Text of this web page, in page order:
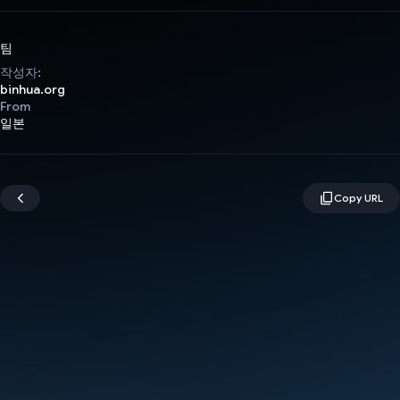
팀
작성자:
binhua.org
From
일본